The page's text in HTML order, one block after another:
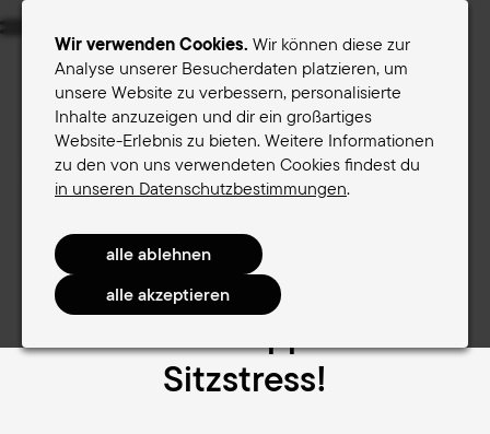
Wir verwenden Cookies. Wir können diese zur
Analyse unserer Besucherdaten platzieren, um
unsere Website zu verbessern, personalisierte
Inhalte anzuzeigen und dir ein großartiges
Website-Erlebnis zu bieten. Weitere Informationen
zu den von uns verwendeten Cookies findest du
in unseren Datenschutzbestimmungen.
Menu
Sättel für Frauen
Sättel für Männer
Terry-Sattelfinder
Terry-Sattelfinder
Finde jetzt den richtigen
Sattel und stoppe deinen
Sitzstress!